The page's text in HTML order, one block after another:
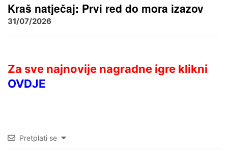
Kraš natječaj: Prvi red do mora izazov
31/07/2026
Za sve najnovije nagradne igre klikni
OVDJE
Pretplati se